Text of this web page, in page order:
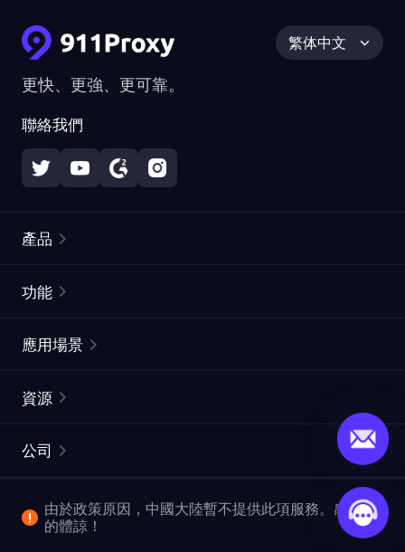
更快、更強、更可靠。
聯絡我們
繁体中文
產品
靜態住宅代理
網頁擷取 API
視頻下載 API
功能
ISP代理
ProxySite
應用場景
市場研究
爬行和索引
資源
常見問題解答
位置
公司
企業服務
由於政策原因，中國大陸暫不提供此項服務。感謝您
的體諒！